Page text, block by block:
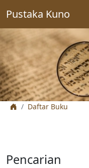
Pustaka Kuno
Daftar Buku
Pencarian